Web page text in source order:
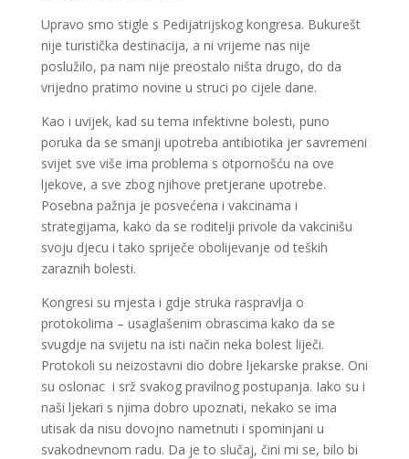
Upravo smo stigle s Pedijatrijskog kongresa. Bukurešt
nije turistička destinacija, a ni vrijeme nas nije
poslužilo, pa nam nije preostalo ništa drugo, do da
vrijedno pratimo novine u struci po cijele dane.
Kao i uvijek, kad su tema infektivne bolesti, puno
poruka da se smanji upotreba antibiotika jer savremeni
svijet sve više ima problema s otpornošću na ove
ljekove, a sve zbog njihove pretjerane upotrebe.
Posebna pažnja je posvećena i vakcinama i
strategijama, kako da se roditelji privole da vakcinišu
svoju djecu i tako spriječe obolijevanje od teških
zaraznih bolesti.
Kongresi su mjesta i gdje struka raspravlja o
protokolima – usaglašenim obrascima kako da se
svugdje na svijetu na isti način neka bolest liječi.
Protokoli su neizostavni dio dobre ljekarske prakse. Oni
su oslonac i srž svakog pravilnog postupanja. Iako su i
naši ljekari s njima dobro upoznati, nekako se ima
utisak da nisu dovojno nametnuti i spominjani u
svakodnevnom radu. Da je to slučaj, čini mi se, bilo bi